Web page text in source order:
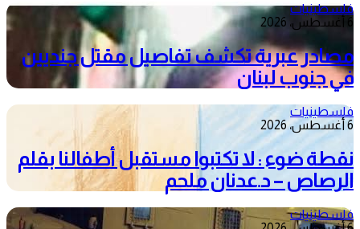
فلسطينيات
6 أغسطس، 2026
مصادر عبرية تكشف تفاصيل مقتل جنديين
في جنوب لبنان
فلسطينيات
6 أغسطس، 2026
نقطة ضوء : لا تكتبوا مستقبل أطفالنا بقلم
الرصاص – د.عدنان ملحم
فلسطينيات